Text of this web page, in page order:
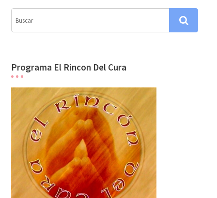
e
n
t
r
d
Programa El Rincon Del Cura